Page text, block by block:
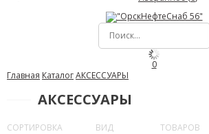
0
Главная КаталогАКСЕССУАРЫ
АКСЕССУАРЫ
СОРТИРОВКА ВИД ТОВАРОВ